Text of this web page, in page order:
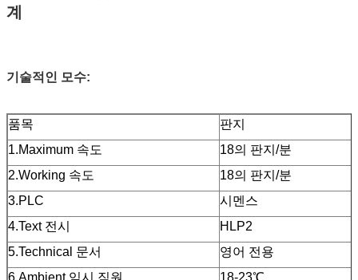
계
기술적인 모수:
품목
판지
1.Maximum 속도
18의 판
2.Working 속도
18의 판지/분
3.PLC
시멘스
4.Text 전시
HLP2
5.Technical 문서
영어 전용
6.Ambient 임시 직원
18-23℃